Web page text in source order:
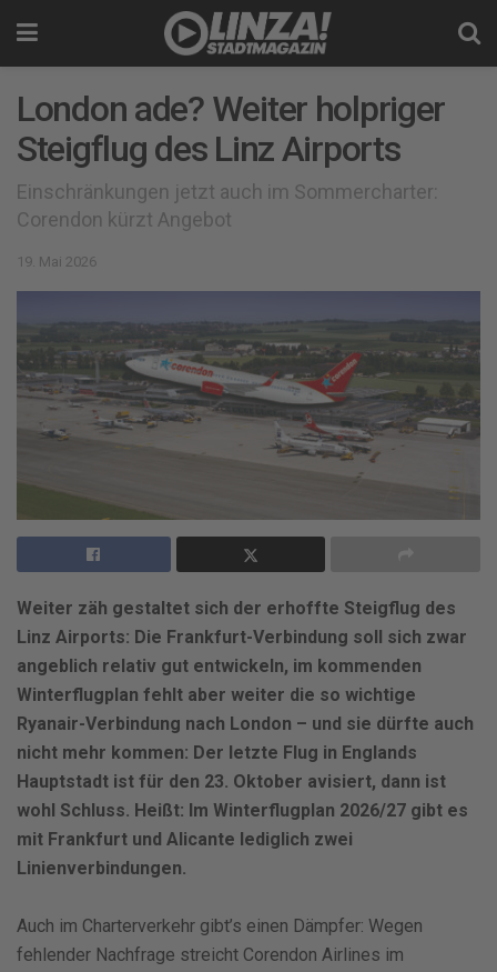
London ade? Weiter holpriger
Steigflug des Linz Airports
Einschränkungen jetzt auch im Sommercharter:
Corendon kürzt Angebot
19. Mai 2026
Weiter zäh gestaltet sich der erhoffte Steigflug des
Linz Airports: Die Frankfurt-Verbindung soll sich zwar
angeblich relativ gut entwickeln, im kommenden
Winterflugplan fehlt aber weiter die so wichtige
Ryanair-Verbindung nach London – und sie dürfte auch
nicht mehr kommen: Der letzte Flug in Englands
Hauptstadt ist für den 23. Oktober avisiert, dann ist
wohl Schluss. Heißt: Im Winterflugplan 2026/27 gibt es
mit Frankfurt und Alicante lediglich zwei
Linienverbindungen.
Auch im Charterverkehr gibt’s einen Dämpfer: Wegen
fehlender Nachfrage streicht Corendon Airlines im